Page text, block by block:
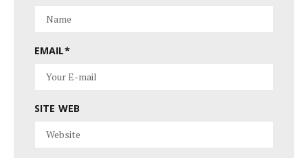
EMAIL*
SITE WEB